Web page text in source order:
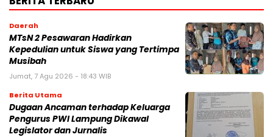
Daerah
MTsN 2 Pesawaran Hadirkan
Kepedulian untuk Siswa yang Tertimpa
Musibah
Jumat, 7 Agu 2026 - 18:43 WIB
Berita Utama
Dugaan Ancaman terhadap Keluarga
Pengurus PWI Lampung Dikawal
Legislator dan Jurnalis